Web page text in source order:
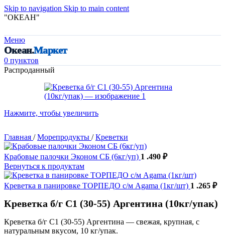
Skip to navigation Skip to main content
"ОКЕАН"
Меню
Океан.Маркет
0 пунктов
Распроданный
Нажмите, чтобы увеличить
Главная / Морепродукты / Креветки
Крабовые палочки Эконом СБ (6кг/уп) 1 .490 ₽
Вернуться к продуктам
Креветка в панировке ТОРПЕДО с/м Agama (1кг/шт) 1 .265 ₽
Креветка б/г С1 (30-55) Аргентина (10кг/упак)
Креветка б/г С1 (30-55) Аргентина — свежая, крупная, с
натуральным вкусом, 10 кг/упак.